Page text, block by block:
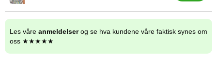
Les våre anmeldelserog se hva kundene våre faktisk synes om
oss ★★★★★